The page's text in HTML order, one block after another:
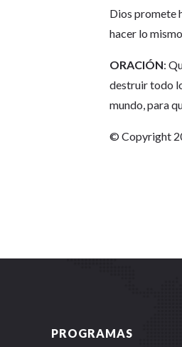
Dios promete
hacer lo
ORACIÓN:
destruir todo
mundo, para
© Copyright
PROGRAMAS